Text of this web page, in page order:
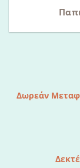
Δωρεάν